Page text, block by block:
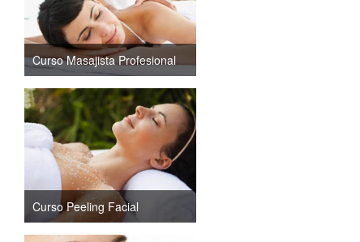
Curso Masajista Profesional
Curso Peeling Facial